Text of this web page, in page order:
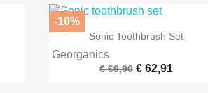
 Snel bekijken
Sonic Toothbrush Set
Georganics
€ 69,90 € 62,91
-10%